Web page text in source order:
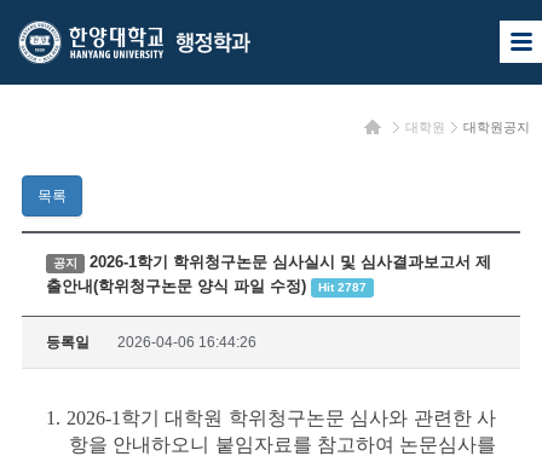
한
양
교
양
행
정
학
과
사
이
열
홈 대학원 대학원공지
목록
공지
2026-1학기 학위청구논문 심사실시 및 심사결과보고서 제
출안내(학위청구논문 양식 파일 수정)
Hit 2787
등록일 2026-04-06 16:44:26
1. 2026-1학기 대학원 학위청구논문 심사와 관련한 사
항을 안내하오니 붙임자료를 참고하여 논문심사를